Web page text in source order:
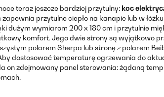
teraz jeszcze bardziej przytulny: koc
zapewnia przytulne ciepło na kanapie lub w
dużym wymiarom 200 x 180 cm i przytulnie
komfort. Jego dwie strony są wyjątkowo
polarem Sherpa lub stronę z polarem
dostosować temperaturę ogrzewania do
on zdejmowany panel sterowania: żądaną